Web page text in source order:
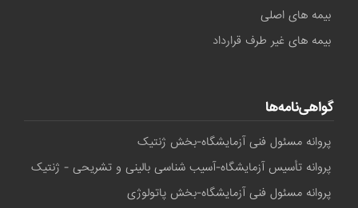
بیمه های اصلی
بیمه های غیر طرف قرارداد
گواهی‌نامه‌ها
پروانه مسئول فنی آزمایشگاه-بخش ژنتیک
پروانه تأسیس آزمایشگاه-آسیب شناسی بالینی و تشریحی - ژنتیک
پروانه مسئول فنی آزمایشگاه-بخش پاتولوژی